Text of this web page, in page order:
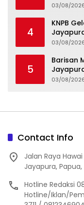
Hamadi,
03/08/
4
KNPB
Militer
03/08/
5
Barisan
Damai
03/08/
Contact Info
Jalan Raya
Jayapura, Papua,
Hotline Redaksi
Hotline/Iklan/